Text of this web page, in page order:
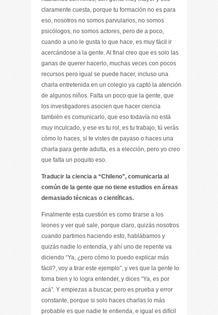
claramente cuesta, porque tu formación no es para
eso, nosotros no somos parvularios, no somos
psicólogos, no somos actores, pero de a poco,
cuando a uno le gusta lo que hace, es muy fácil ir
acercándose a la gente. Al final creo que es solo las
ganas de querer hacerlo, muchas veces con pocos
recursos pero igual se puede hacer, incluso una
charla entretenida en un colegio ya captó la atención
de algunos niños. Falta un poco que la gente, que
los investigadores asocien que hacer ciencia
también es comunicarlo, que eso todavía no está
muy inculcado, y ese es tu rol, es tu trabajo, tú verás
cómo lo haces, si te vistes de payaso o haces una
charla para gente adulta, es a elección, pero yo creo
que falta un poquito eso.
Traducir la ciencia a “Chileno”, comunicarla al
común de la gente que no tiene estudios en áreas
demasiado técnicas o científicas.
Finalmente esta cuestión es como tirarse a los
leones y ver qué sale, porque claro, quizás nosotros
cuando partimos haciendo esto, hablábamos y
quizás nadie lo entendía, y ahí uno de repente va
diciendo “Ya, ¿pero cómo lo puedo explicar más
fácil?, voy a tirar este ejemplo”, y ves que la gente lo
toma bien y lo logra entender, y dices “Ya, es por
acá”. Y empiezas a buscar, pero es prueba y error
constante, porque si solo haces charlas lo más
probable es que nadie te entienda, e igual es difícil